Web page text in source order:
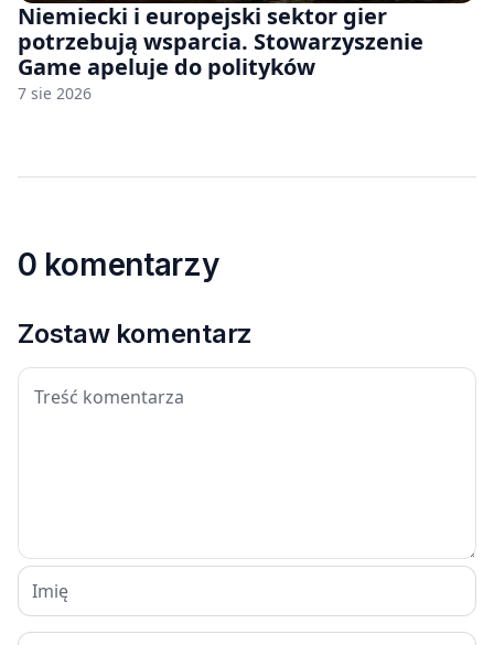
Niemiecki i europejski sektor gier
potrzebują wsparcia. Stowarzyszenie
Game apeluje do polityków
7 sie 2026
0 komentarzy
Zostaw komentarz